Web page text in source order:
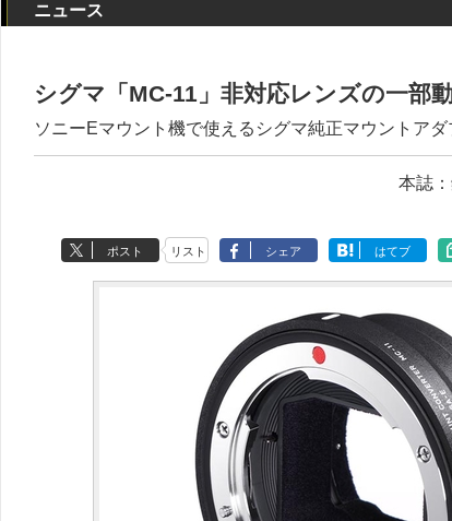
ニュース
シグマ「MC-11」非対応レンズの一部
ソニーEマウント機で使えるシグマ純正マウントアダ
本誌
ポスト リスト シェア はてブ